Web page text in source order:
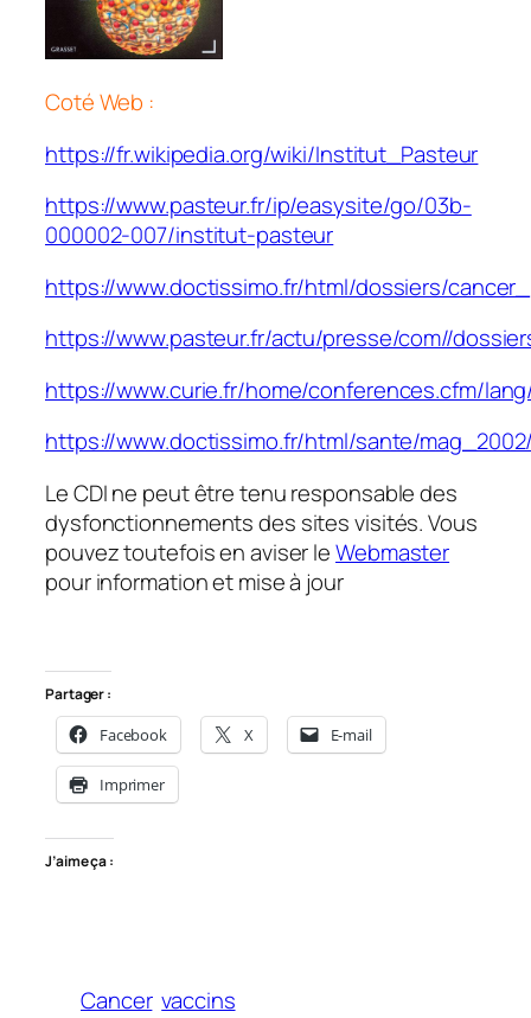
Coté Web :
https://fr.wikipedia.org/wiki/Institut_Pasteur
https://www.pasteur.fr/ip/easysite/go/03b-
000002-007/institut-pasteur
https://www.doctissimo.fr/html/dossiers/
https://www.pasteur.fr/actu/presse/com//
https://www.curie.fr/home/conferences.cfm/
https://www.doctissimo.fr/html/sante/
Le CDI ne peut être tenu responsable des
dysfonctionnements des sites visités. Vous
pouvez toutefois en aviser leWebmaster
pour information et mise à jour
Partager :
Facebook X E-mail
Imprimer
J’aime ça :
Cancer vaccins